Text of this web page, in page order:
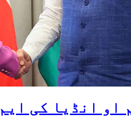
او انڈیا کی